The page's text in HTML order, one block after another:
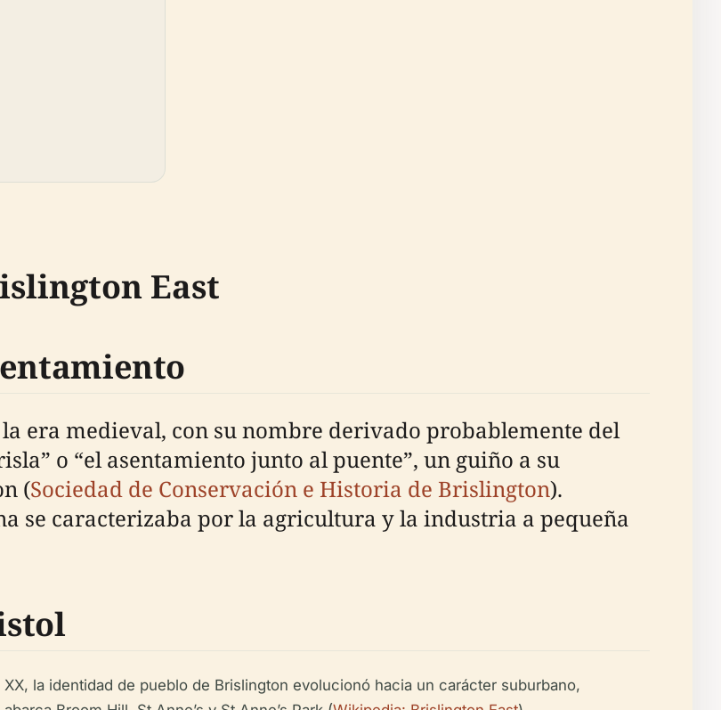
East
era medieval, con su nombre derivado probablemente del
o “el asentamiento junto al puente”, un guiño a su
(Sociedad de Conservación e Historia de Brislington).
se caracterizaba por la agricultura y la industria a pequeña
la identidad de pueblo de Brislington evolucionó hacia un carácter suburbano,